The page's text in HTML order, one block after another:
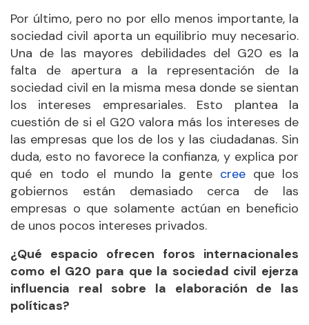
Por último, pero no por ello menos importante, la
sociedad civil aporta un equilibrio muy necesario.
Una de las mayores debilidades del G20 es la
falta de apertura a la representación de la
sociedad civil en la misma mesa donde se sientan
los intereses empresariales. Esto plantea la
cuestión de si el G20 valora más los intereses de
las empresas que los de los y las ciudadanas. Sin
duda, esto no favorece la confianza, y explica por
qué en todo el mundo la gente cree que los
gobiernos están demasiado cerca de las
empresas o que solamente actúan en beneficio
de unos pocos intereses privados.
¿Qué espacio ofrecen foros internacionales
como el G20 para que la sociedad civil ejerza
influencia real sobre la elaboración de las
políticas?